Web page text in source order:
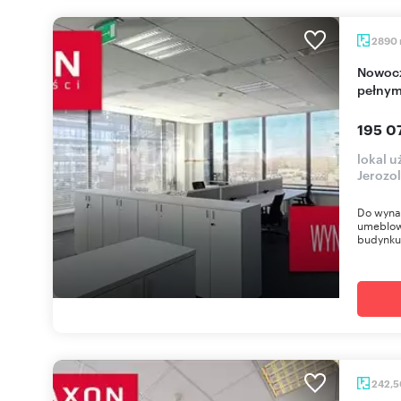
2890
Nowoczesne biuro 2890 m2 z klimatyzacją i
195
lokal
Do